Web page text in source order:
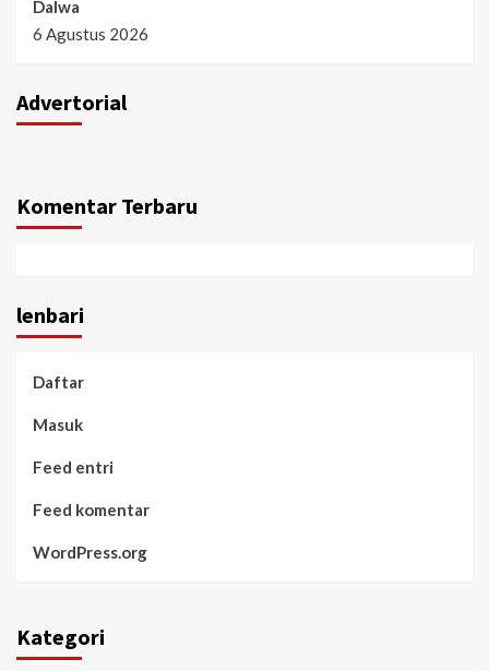
Dalwa
6 Agustus 2026
Advertorial
Komentar Terbaru
lenbari
Daftar
Masuk
Feed entri
Feed komentar
WordPress.org
Kategori